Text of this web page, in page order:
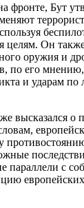
фронте, Бут
Он также
оружия и
по его
и ударам по
высказался о
параллели с